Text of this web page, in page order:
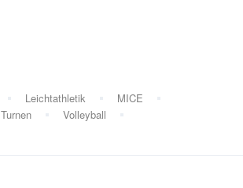
Leichtathletik
MICE
Turnen
Volleyball